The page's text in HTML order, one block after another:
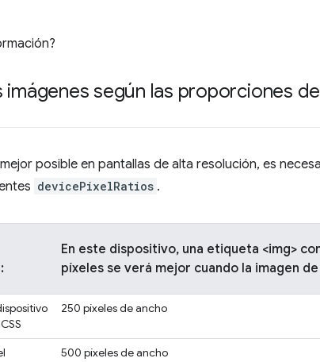
según las proporciones
posible en pantallas de alta resolución, es
devicePixelRatios .
En este dispositivo, una etiqueta <img>
píxeles se verá mejor cuando la imagen
250 píxeles de ancho
500 píxeles de ancho